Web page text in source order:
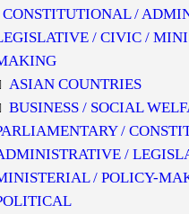
CONSTITUTIONAL /
/ CIVIC /
ASIAN COUNTRIES
BUSINESS / SOCIAL
/
/
/ POLICY-